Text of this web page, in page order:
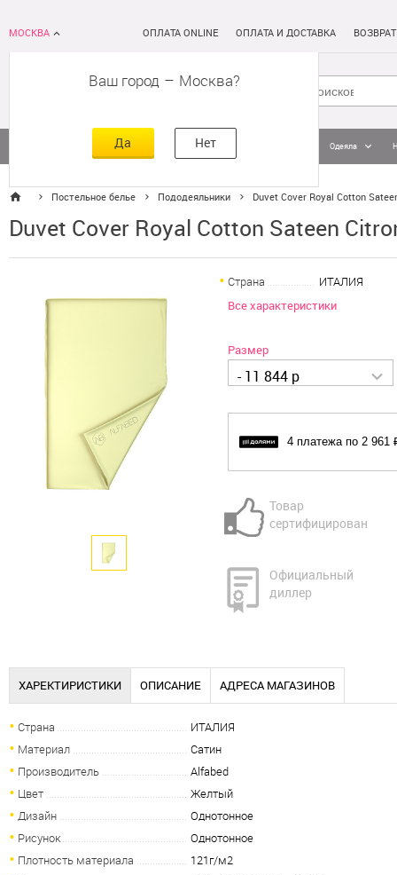
МОСКВА
Ваш город – Москва
Да Нет
ОПЛАТА ONLINE ОПЛАТА И ДОСТАВКА
Кровати Постельное белье Одеяла
Постельное белье Пододеяльники Duvet Cover Royal Cotton
Duvet Cover Royal Cotton Sateen
Страна
ИТАЛИЯ
Все характеристики
Размер
- 11 844 р
4 платежа по 2 961
Товар
сертифицирован
Официальный
диллер
ХАРЕКТИРИСТИКИ ОПИСАНИЕ АДРЕСА МАГАЗИНОВ
Страна
ИТАЛИЯ
Материал
Сатин
Производитель
Alfabed
Цвет
Желтый
Дизайн
Однотонное
Рисунок
Однотонное
Плотность материала
121г/м2